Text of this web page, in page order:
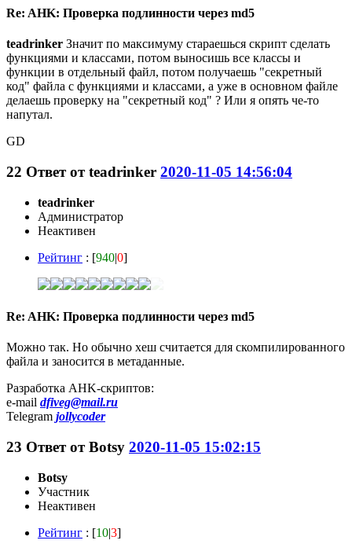
Re: AHK: Проверка подлинности через md5
teadrinker Значит по максимуму стараешься скрипт сделать
функциями и классами, потом выносишь все классы и
функции в отдельный файл, потом получаешь "секретный
код" файла с функциями и классами, а уже в основном файле
делаешь проверку на "секретный код" ? Или я опять че-то
напутал.
GD
22 Ответ отteadrinker 2020-11-05 14:56:04
teadrinker
Администратор
Неактивен
Рейтинг : [940|0]
Re: AHK: Проверка подлинности через md5
Можно так. Но обычно хеш считается для скомпилированного
файла и заносится в метаданные.
Разработка AHK-скриптов:
e-mail dfiveg@mail.ru
Telegram jollycoder
23 Ответ отBotsy 2020-11-05 15:02:15
Botsy
Участник
Неактивен
Рейтинг : [10|3]